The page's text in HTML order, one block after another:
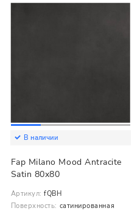
В наличии
Fap Milano Mood Antracite
Satin 80x80
Артикул: fQBH
Поверхность: сатинированная